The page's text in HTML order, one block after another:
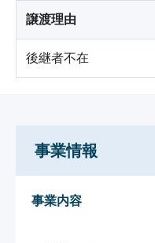
譲渡理由
後継者不在
事業情報
事業内容